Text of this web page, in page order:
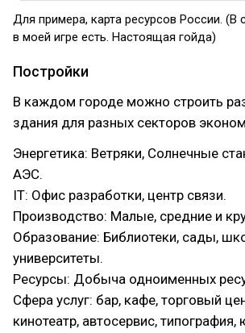
Для примера, карта ресурсов России. (В
в моей игре есть. Настоящая гойда)
Постройки
В каждом городе можно строить
здания для разных секторов
Энергетика: Ветряки, Солнечные
АЭС.
IT: Офис разработки, центр связи.
Производство: Малые, средние и
Образование: Библиотеки, сады,
университеты.
Ресурсы: Добыча одноименных
Сфера услуг: бар, кафе, торговый
кинотеатр, автосервис, типография,